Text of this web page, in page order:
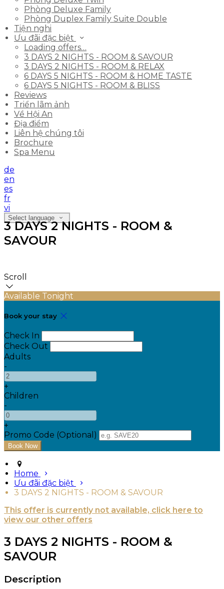
Phòng Deluxe Family
Phòng Duplex Family Suite Double
Tiện nghi
Ưu đãi đặc biệt
Loading offers…
3 DAYS 2 NIGHTS - ROOM & SAVOUR
3 DAYS 2 NIGHTS - ROOM & RELAX
6 DAYS 5 NIGHTS - ROOM & HOME TASTE
6 DAYS 5 NIGHTS - ROOM & BLISS
Reviews
Triển lãm ảnh
Về Hội An
Địa điểm
Liên hệ chúng tôi
Brochure
Spa Menu
de
en
es
fr
vi
Select language
3 DAYS 2 NIGHTS - ROOM &
SAVOUR
Scroll
Available Tonight
Book your stay
Check In
Check Out
Adults
-
+
Children
-
+
Promo Code (Optional)
Home
Ưu đãi đặc biệt
3 DAYS 2 NIGHTS - ROOM & SAVOUR
This offer is currently not available, click here to
view our other offers
3 DAYS 2 NIGHTS - ROOM &
SAVOUR
Description